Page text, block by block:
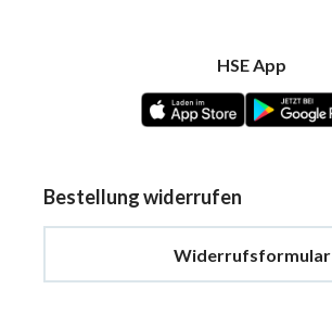
HSE App
Bestellung widerrufen
Widerrufsformular